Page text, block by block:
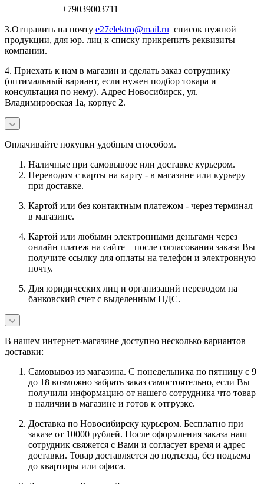
+79039003711
3.Отправить на почту e27elektro@mail.ru список нужной
продукции, для юр. лиц к списку прикрепить реквизиты
компании.
4. Приехать к нам в магазин и сделать заказ сотруднику
(оптимальный вариант, если нужен подбор товара и
консультация по нему). Адрес Новосибирск, ул.
Владимировская 1а, корпус 2.
Оплачивайте покупки удобным способом.
Наличные при самовывозе или доставке курьером.
Переводом с карты на карту - в магазине или курьеру
при доставке.
Картой или без контактным платежом - через терминал
в магазине.
Картой или любыми электронными деньгами через
онлайн платеж на сайте – после согласования заказа Вы
получите ссылку для оплаты на телефон и электронную
почту.
Для юридических лиц и организаций переводом на
банковский счет с выделенным НДС.
В нашем интернет-магазине доступно несколько вариантов
доставки:
Самовывоз из магазина. С понедельника по пятницу с 9
до 18 возможно забрать заказ самостоятельно, если Вы
получили информацию от нашего сотрудника что товар
в наличии в магазине и готов к отгрузке.
Доставка по Новосибирску курьером. Бесплатно при
заказе от 10000 рублей. После оформления заказа наш
сотрудник свяжется с Вами и согласует время и адрес
доставки. Товар доставляется до подъезда, без подъема
до квартиры или офиса.